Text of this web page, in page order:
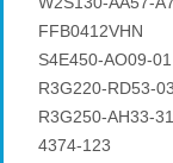
FFB0412VHN
S4E450-AO09-01
R3G220-RD53-
R3G250-AH33-31
4374-123